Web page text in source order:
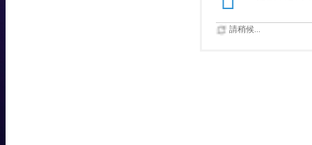
請稍候...